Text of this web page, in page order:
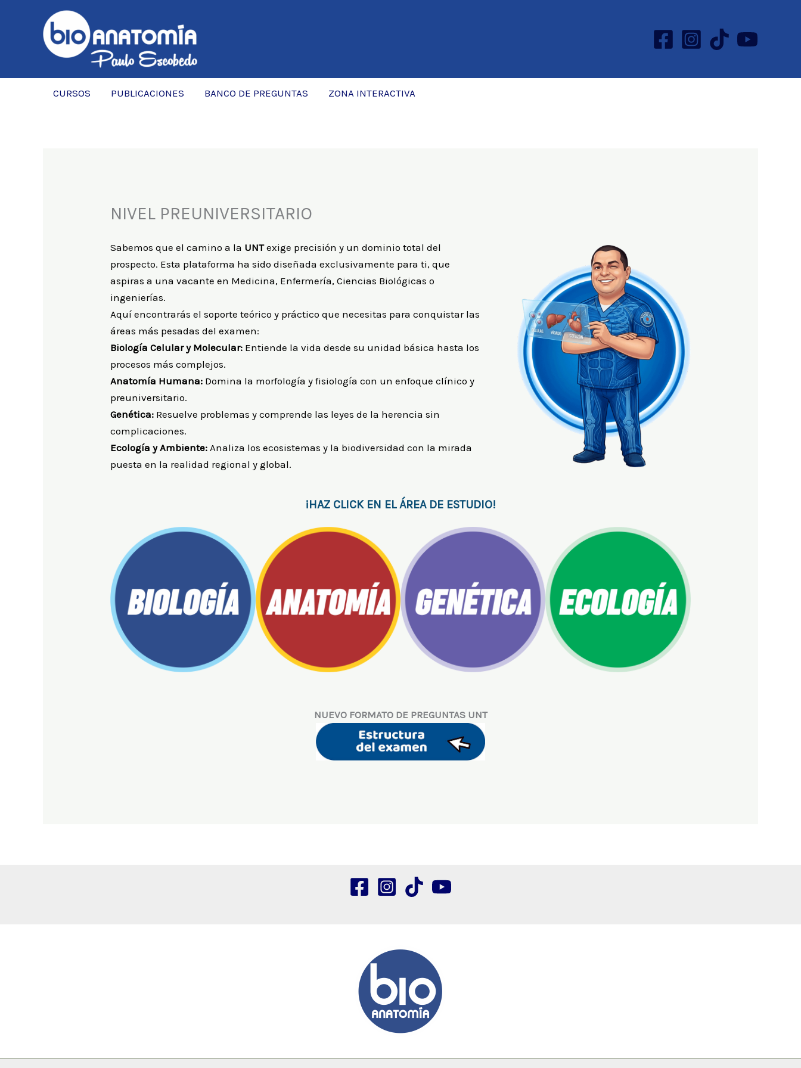
CURSOS PUBLICACIONES BANCO DE PREGUNTAS ZONA INTERACTIVA
NIVEL PREUNIVERSITARIO
Sabemos que el camino a la UNTexige precisión y un dominio total del
prospecto. Esta plataforma ha sido diseñada exclusivamente para ti, que
aspiras a una vacante en Medicina, Enfermería, Ciencias Biológicas o
ingenierías.
Aquí encontrarás el soporte teórico y práctico que necesitas para conquistar las
áreas más pesadas del examen:
Biología Celular y Molecular: Entiende la vida desde su unidad básica hasta los
procesos más complejos.
Anatomía Humana: Domina la morfología y fisiología con un enfoque clínico y
preuniversitario.
Genética: Resuelve problemas y comprende las leyes de la herencia sin
complicaciones.
Ecología y Ambiente: Analiza los ecosistemas y la biodiversidad con la mirada
puesta en la realidad regional y global.
¡HAZ CLICK EN EL ÁREA DE ESTUDIO!
NUEVO FORMATO DE PREGUNTAS UNT